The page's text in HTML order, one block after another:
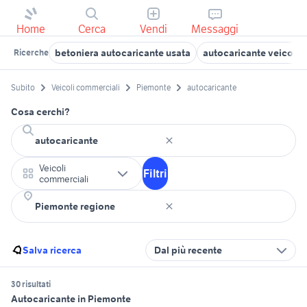
Home Cerca Vendi Messaggi
Ricerche betoniera autocaricante usata autocaricante veicoli
Subito Veicoli commerciali Piemonte autocaricante
Cosa cerchi?
Veicoli
commerciali
Filtri
Salva ricerca Dal più recente
30 risultati
Autocaricante in Piemonte